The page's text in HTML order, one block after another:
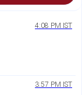
4:08 PM IST
3:57 PM IST